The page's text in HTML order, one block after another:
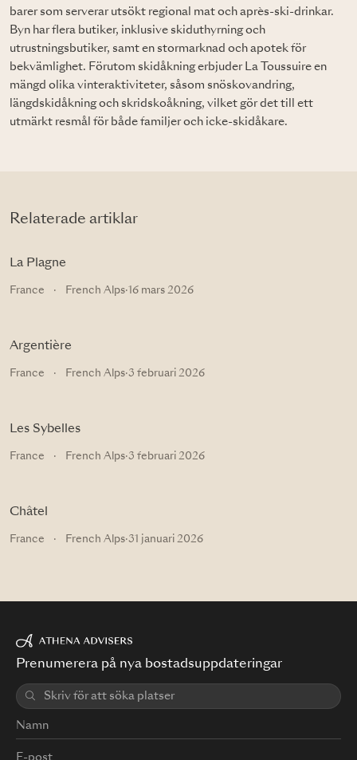
barer som serverar utsökt regional mat och après-ski-drinkar.
Byn har flera butiker, inklusive skiduthyrning och
utrustningsbutiker, samt en stormarknad och apotek för
bekvämlighet. Förutom skidåkning erbjuder La Toussuire en
mängd olika vinteraktiviteter, såsom snöskovandring,
längdskidåkning och skridskoåkning, vilket gör det till ett
utmärkt resmål för både familjer och icke-skidåkare.
Relaterade artiklar
La Plagne
France · French Alps·16 mars 2026
Argentière
France · French Alps·3 februari 2026
Les Sybelles
France · French Alps·3 februari 2026
Châtel
France · French Alps·31 januari 2026
Prenumerera på nya bostadsuppdateringar